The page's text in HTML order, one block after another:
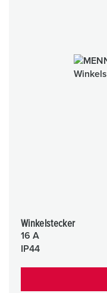
Winkelstecker
16 A
IP44